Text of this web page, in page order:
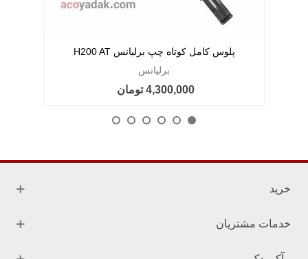
پلوس کامل کوتاه چپ برلیانس H200 AT
برلیانس
4,300,000 تومان
خرید
خدمات مشتریان